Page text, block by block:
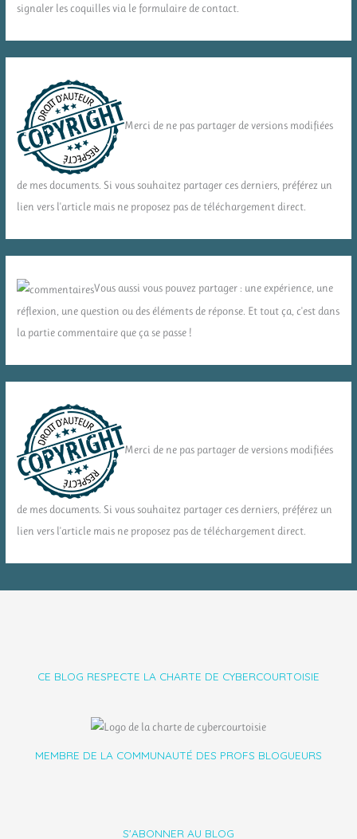
signaler les coquilles via le formulaire de contact.
Merci de ne pas partager de versions modifiées
de mes documents. Si vous souhaitez partager ces derniers, préférez un
lien vers l'article mais ne proposez pas de téléchargement direct.
Vous aussi vous pouvez partager : une expérience, une
réflexion, une question ou des éléments de réponse. Et tout ça, c'est dans
la partie commentaire que ça se passe !
Merci de ne pas partager de versions modifiées
de mes documents. Si vous souhaitez partager ces derniers, préférez un
lien vers l'article mais ne proposez pas de téléchargement direct.
CE BLOG RESPECTE LA CHARTE DE CYBERCOURTOISIE
MEMBRE DE LA COMMUNAUTÉ DES PROFS BLOGUEURS
S'ABONNER AU BLOG